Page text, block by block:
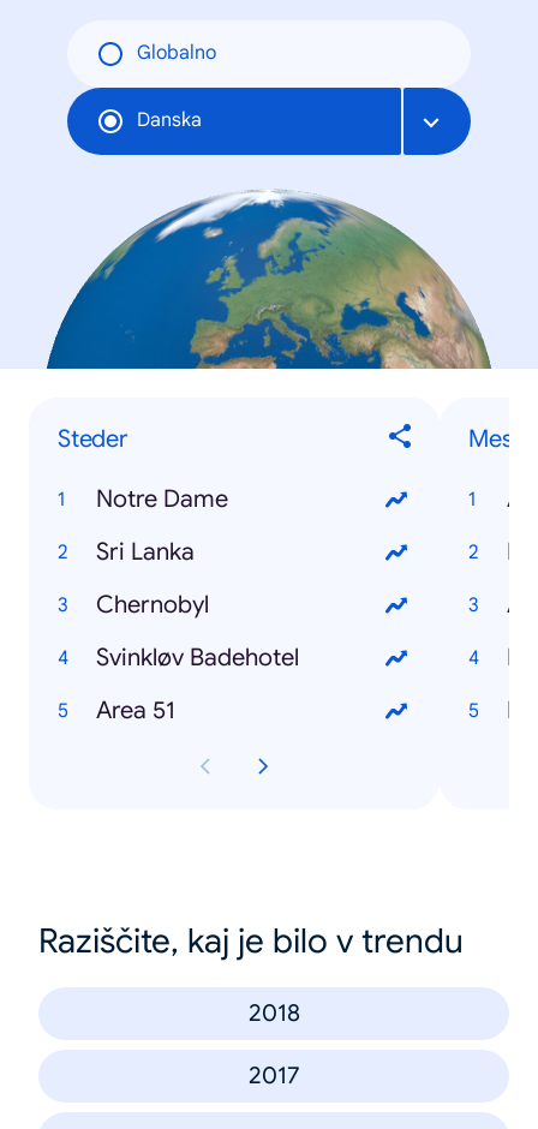
Globalno
Danska
Steder
Notre Dame
Sri Lanka
Chernobyl
Svinkløv Badehotel
Area 51
Mest
Raziščite, kaj je bilo v trendu
2018
2017